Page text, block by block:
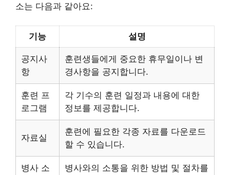
소는 다음과 같아요:
기능 설명
공지사
항
훈련생들에게 중요한 휴무일이나 변
경사항을 공지합니다.
훈련 프
로그램
각 기수의 훈련 일정과 내용에 대한
정보를 제공합니다.
자료실
훈련에 필요한 각종 자료를 다운로드
할 수 있습니다.
병사 소
병사와의 소통을 위한 방법 및 절차를